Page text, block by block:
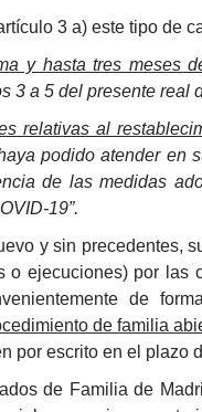
3 a) este tipo de
y hasta tres meses
3 a 5 del presente real
relativas al
podido atender en
de las medidas
19”.
y sin precedentes,
ejecuciones) por
de
de familia
por escrito en el plazo
de Familia de